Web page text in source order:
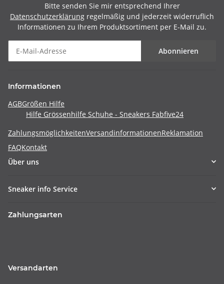
Bitte senden Sie mir entsprechend Ihrer
Datenschutzerklärung regelmäßig und jederzeit widerruflich
Informationen zu Ihrem Produktsortiment per E-Mail zu.
Abonnieren
Informationen
AGBGrößen Hilfe
Hilfe Grössenhilfe Schuhe - Sneakers Fabfive24
ZahlungsmöglichkeitenVersandinformationenReklamation
FAQKontakt
Über uns
Sneaker info Service
Zahlungsarten
Versandarten